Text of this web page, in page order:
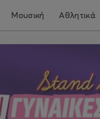
Μουσική Αθλητικά